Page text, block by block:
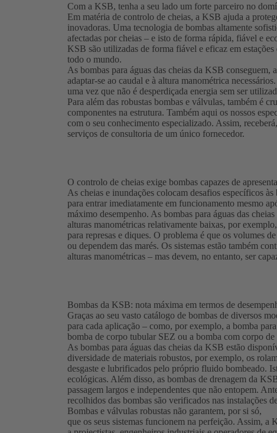
Com a KSB, tenha a seu lado um forte parceiro no
Em matéria de controlo de cheias, a KSB ajuda a
inovadoras. Uma tecnologia de bombas altamente
afectadas por cheias – e isto de forma rápida, fiável e
KSB são utilizadas de forma fiável e eficaz em
todo o mundo.
As bombas para águas das cheias da KSB conseguem,
adaptar-se ao caudal e à altura manométrica
uma vez que não é desperdiçada energia sem ser
Para além das robustas bombas e válvulas, também é
componentes na estrutura. Também aqui os nossos
com o seu conhecimento especializado. Assim,
serviços de consultoria de um único fornecedor.
O controlo de cheias exige bombas capazes de
As cheias e inundações colocam desafios específicos
para entrar imediatamente em funcionamento mesmo
máximo desempenho. As bombas para águas das
alturas manométricas relativamente baixas, por
para represas e diques. O problema é que os volumes
ou dependem das marés. Os sistemas estão também
alturas manométricas – mas devem, no entanto, ser
Bombas da KSB: nota máxima em termos de
Graças ao seu vasto catálogo de bombas de diversos
para cada aplicação – como, por exemplo, a bomba
bomba de corpo tubular SEZ ou a bomba com corpo
As bombas para águas das cheias da KSB estão
diversidade de materiais robustos, por exemplo, os
desgaste e lubrificados pelo próprio fluido bombeado.
ecológicas. Além disso, as bombas de drenagem da
passagem largos e independentes que não entopem.
recolhidos das bombas são verificados nas instalações
Bombas e válvulas robustas não garantem, por si só,
que os seus sistemas funcionem na perfeição. Assim, a